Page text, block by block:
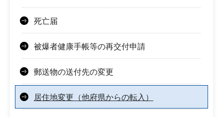
死亡届
被爆者健康手帳等の再交付申請
郵送物の送付先の変更
居住地変更（他府県からの転入）